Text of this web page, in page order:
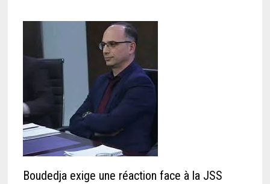
Boudedja exige une réaction face à la JSS